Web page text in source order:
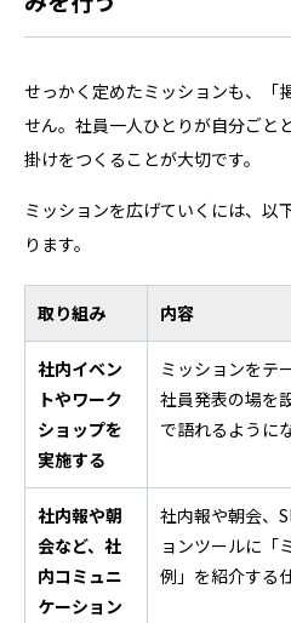
せっかく定めたミッションも、「
せん。社員一人ひとりが自分ごと
掛けをつくることが大切です。
ミッションを広げていくには、以
ります。
取り組み 内容
社内イベン
トやワーク
ショップを
実施する
ミッションをテ
社員発表の場を
で語れるように
社内報や朝
会など、社
内コミュニ
ケーション
社内報や朝会、
ョンツールに「
例」を紹介する